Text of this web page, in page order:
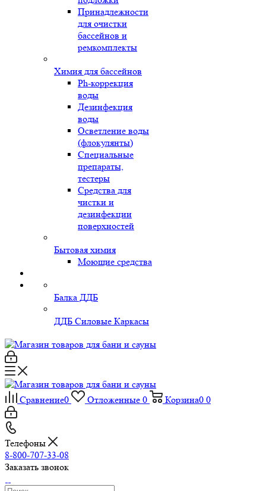
Принадлежности
для очистки
бассейнов и
ремкомплекты
Химия для бассейнов
Ph-коррекция
воды
Дезинфекция
воды
Осветление воды
(флокулянты)
Специальные
препараты,
тестеры
Средства для
чистки и
дезинфекции
поверхностей
Бытовая химия
Моющие средства
Балка ДДБ
ДДБ Силовые Каркасы
Сравнение0 Отложенные 0 Корзина0 0
Телефоны
8-800-707-33-08
Заказать звонок